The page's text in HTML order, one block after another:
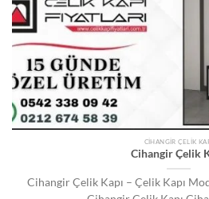
CIHANGIR ÇELIK
Cihangir Çelik
Cihangir Çelik Kapı – Çelik Kapı